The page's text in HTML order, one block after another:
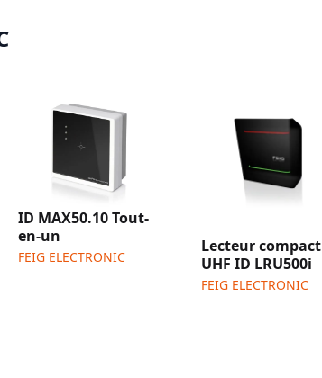
ID MAX50.10 Tout-
en-un
FEIG ELECTRONIC
Lecteur compact
UHF ID LRU500i
FEIG ELECTRONIC